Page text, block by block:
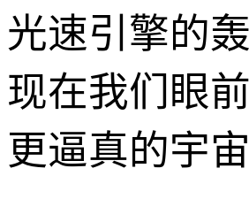
光速引擎的
现在我们眼
更逼真的宇